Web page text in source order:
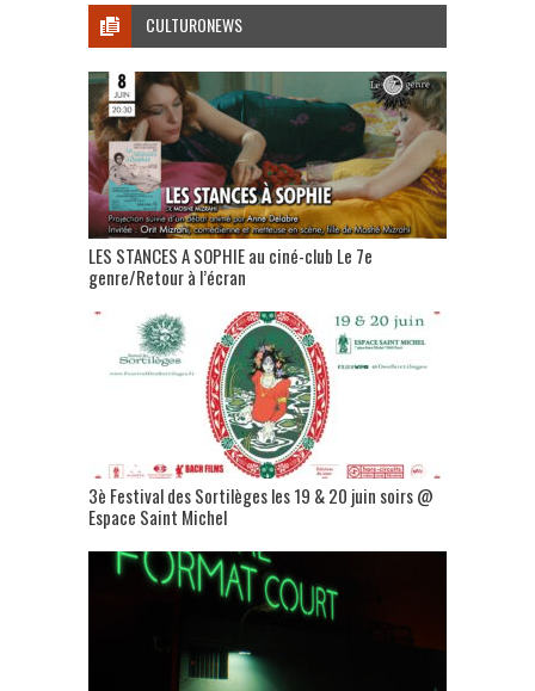
CULTURONEWS
LES STANCES A SOPHIE au ciné-club Le 7e
genre/Retour à l’écran
3è Festival des Sortilèges les 19 & 20 juin soirs @
Espace Saint Michel